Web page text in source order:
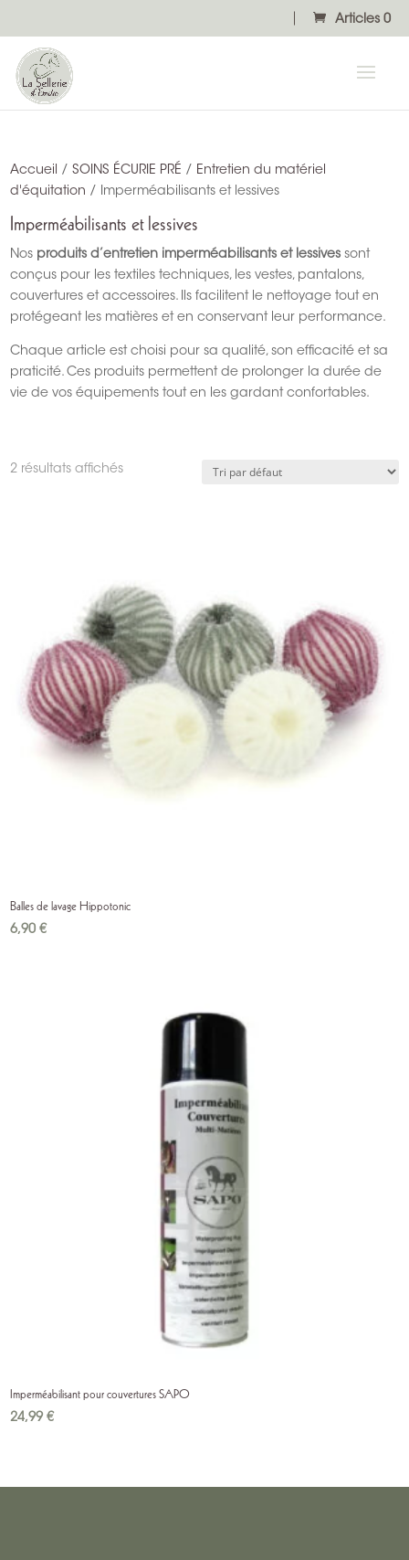
Articles 0
Accueil /SOINS ÉCURIE PRÉ / Entretien du matériel
d'équitation / Imperméabilisants et lessives
Imperméabilisants et lessives
Nos produits d’entretien imperméabilisants et lessives sont
conçus pour les textiles techniques, les vestes, pantalons,
couvertures et accessoires. Ils facilitent le nettoyage tout en
protégeant les matières et en conservant leur performance.
Chaque article est choisi pour sa qualité, son efficacité et sa
praticité. Ces produits permettent de prolonger la durée de
vie de vos équipements tout en les gardant confortables.
2 résultats affichés
Balles de lavage Hippotonic
6,90€
Imperméabilisant pour couvertures SAPO
24,99€